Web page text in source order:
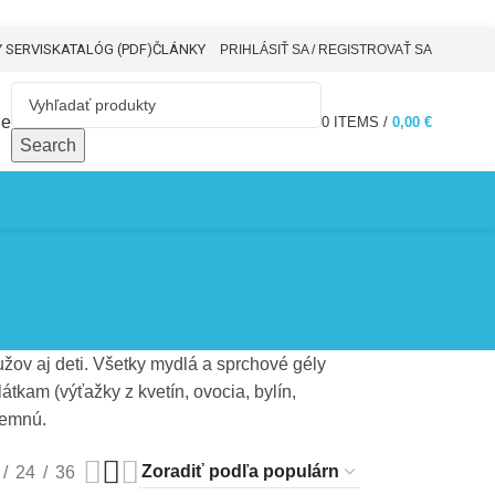
KATALÓG (PDF)ČLÁNKY PRIHLÁSIŤ SA / REGISTROVAŤ SA
Search
0 ITEMS / 0,00 €
aj deti. Všetky mydlá a sprchové gély
(výťažky z kvetín, ovocia, bylín,
24 36